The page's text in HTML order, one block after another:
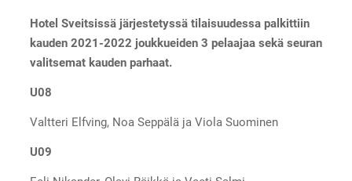
Hotel Sveitsissä järjestetyssä tilaisuudessa palkittiin
kauden 2021-2022 joukkueiden 3 pelaajaa sekä seuran
valitsemat kauden parhaat.
U08
Valtteri Elfving, Noa Seppälä ja Viola Suominen
U09